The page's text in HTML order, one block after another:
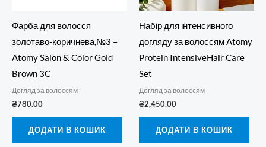
Фарба для волосся
золотаво-коричнева,№3 –
Atomy Salon & Color Gold
Brown 3C
Догляд за волоссям
₴780.00
ДОДАТИ В КОШИК
Набір для інтенсивного
догляду за волоссям Atomy
Protein IntensiveHair Care
Set
Догляд за волоссям
₴2,450.00
ДОДАТИ В КОШИК